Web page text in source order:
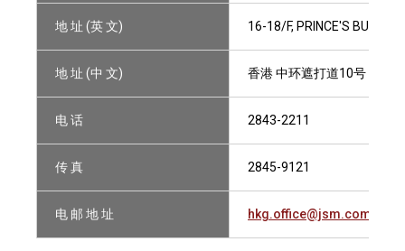
地 址 (英 文) 16-18/F, PRINCE'S
地 址 (中 文) 香港 中环遮打道10号 太子
电 话 2843-2211
传 真 2845-9121
电 邮 地 址 hkg.office@jsm.com